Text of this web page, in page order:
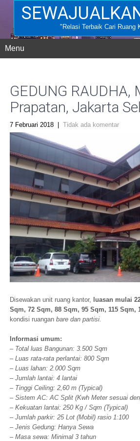
"Relasi Terbaik Cari Ruang
Menu
GEDUNG RAUDHA,
Prapatan, Jakarta
7 Februari 2018 Tidak ada komentar
Disewakan unit ruang kantor, luasan mulai
Sqm, 72 Sqm, 88 Sqm, 95 Sqm, 115 Sqm,
kondisi ruangan bare dan partisi.
Informasi umum:
– Total luas Bangunan: 3.500 Sqm
– Luas rata-rata perlantai: 800 Sqm
– Luas lahan: 2.000 Sqm
– Jumlah lantai: 4 lantai
– Tinggi Ceiling: 2,60 m (Typical)
– Sistem AC: AC Split (Kwh Meter sesuai
– Kekuatan lantai: 250 Kg / Sqm (Typical)
– Jumlah parkir: 25 Lot (Mobil) rasio 1:100
– Jenis Gedung: Hanya Sewa
– Masa sewa: Minimal 3 tahun